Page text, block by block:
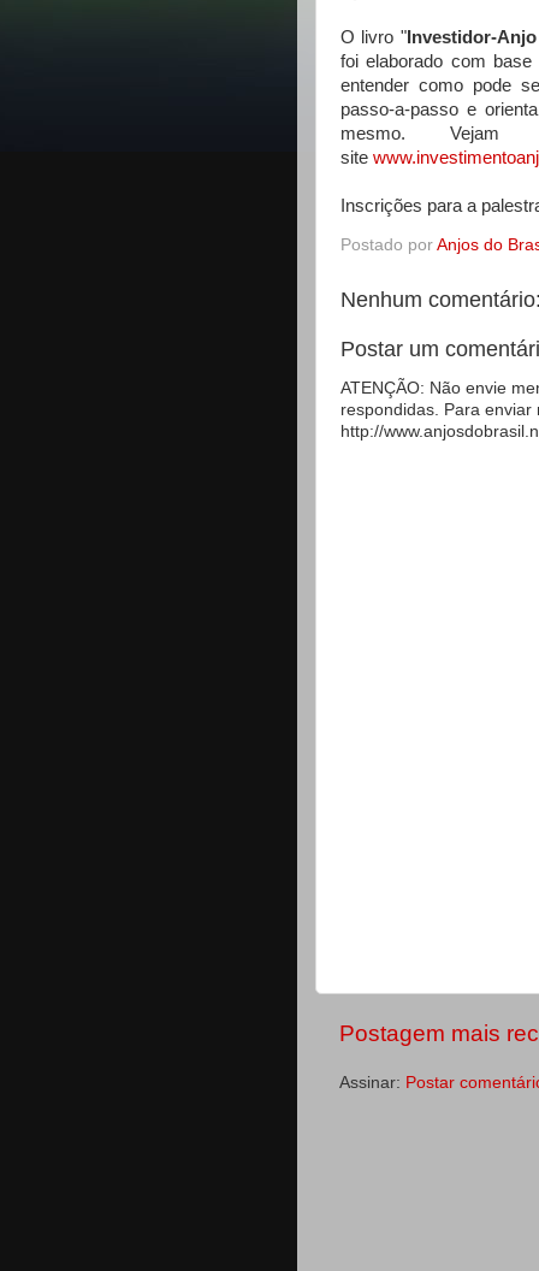
O livro "Investidor-Anjo
foi elaborado com
entender como pode
passo-a-passo e
mesmo.
site
Inscrições para a
Postado por Anjos do
Nenhum
Postar um
ATENÇÃO: Não envie
respondidas. Para enviar
http://
Postagem mais
Assinar: Postar